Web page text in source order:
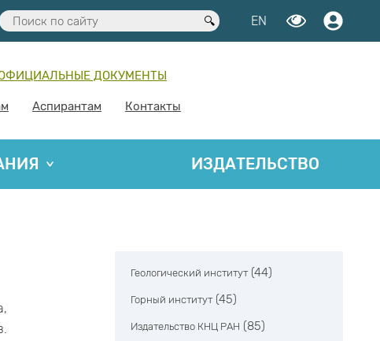
EN
ДОКУМЕНТЫ
Аспирантам Контакты
ИЗДАТЕЛЬСТВО
Геологический институт (44)
Горный институт (45)
Издательство КНЦ РАН (85)